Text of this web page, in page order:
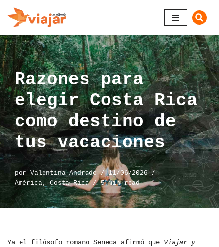
Saltar
al
contenido
Razones para
elegir Costa Rica
como destino de
tus vacaciones
porValentina Andrade
11/06/2026
América,Costa Rica 5 min read
Ya el filósofo romano Seneca afirmó que Viajar y